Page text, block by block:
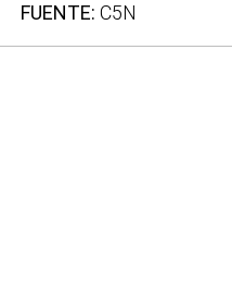
FUENTE: C5N